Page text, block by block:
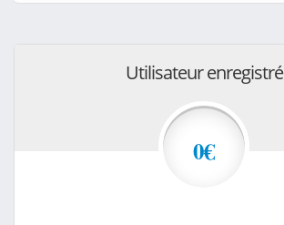
Utilisateur enregistré
0€